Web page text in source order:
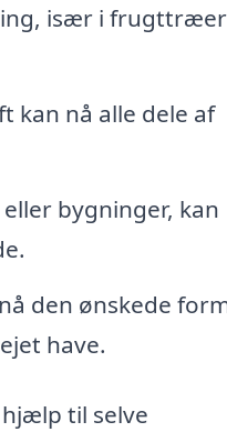
især i frugttræer
kan nå alle dele af
bygninger, kan
den ønskede
have.
til selve